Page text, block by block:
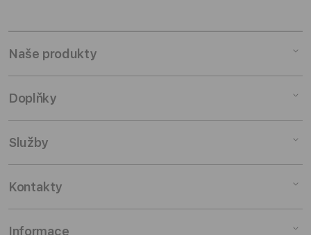
Naše produkty
iPhone
AirPods
Doplňky
Doplňky
Doplňky pro Mac
Doplňky pro iPhone
Doplňky pro AirPods
Služby
Pronájem
Slevy pro studenty
Kontakty
Odběr novinek
Informace